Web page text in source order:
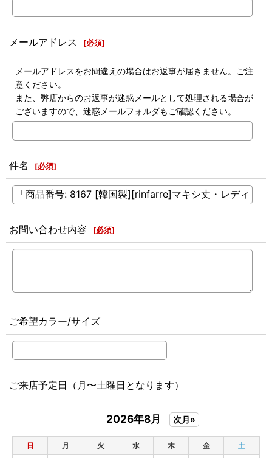
メールアドレス [必須]
メールアドレスをお間違えの場合はお返事が届きません。ご注
意ください。
また、弊店からのお返事が迷惑メールとして処理される場合が
ございますので、迷惑メールフォルダもご確認ください。
件名 [必須]
お問い合わせ内容 [必須]
ご希望カラー/サイズ
ご来店予定日（月〜土曜日となります）
2026年8月 次月»
日 月 火 水 木 金 土